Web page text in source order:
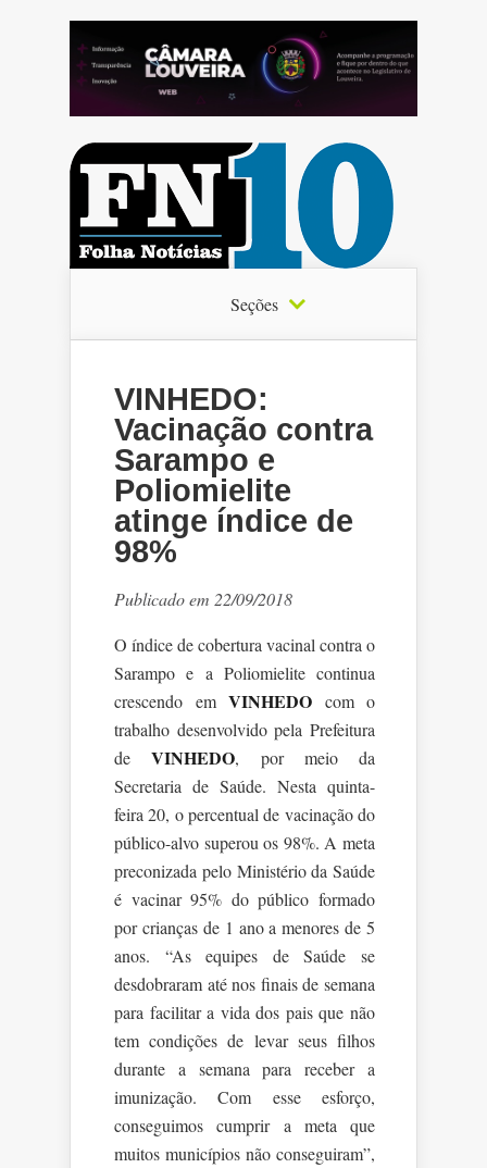
Seções
VINHEDO:
Vacinação contra
Sarampo e
Poliomielite
atinge índice de
98%
Publicado em 22/09/2018
O índice de cobertura vacinal contra o
Sarampo e a Poliomielite continua
crescendo em VINHEDO com o
trabalho desenvolvido pela Prefeitura
deVINHEDO, por meio da
Secretaria de Saúde. Nesta quinta-
feira 20, o percentual de vacinação do
público-alvo superou os 98%. A meta
preconizada pelo Ministério da Saúde
é vacinar 95% do público formado
por crianças de 1 ano a menores de 5
anos. “As equipes de Saúde se
desdobraram até nos finais de semana
para facilitar a vida dos pais que não
tem condições de levar seus filhos
durante a semana para receber a
imunização. Com esse esforço,
conseguimos cumprir a meta que
muitos municípios não conseguiram”,